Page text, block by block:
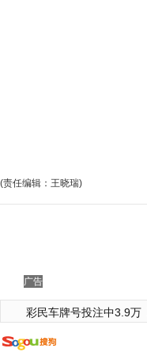
(责任编辑：王晓瑞)
广告
彩民车牌号投注中3.9万